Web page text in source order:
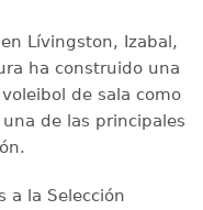
Lívingston, Izabal,
ha construido una
de sala como
de las principales
a la Selección